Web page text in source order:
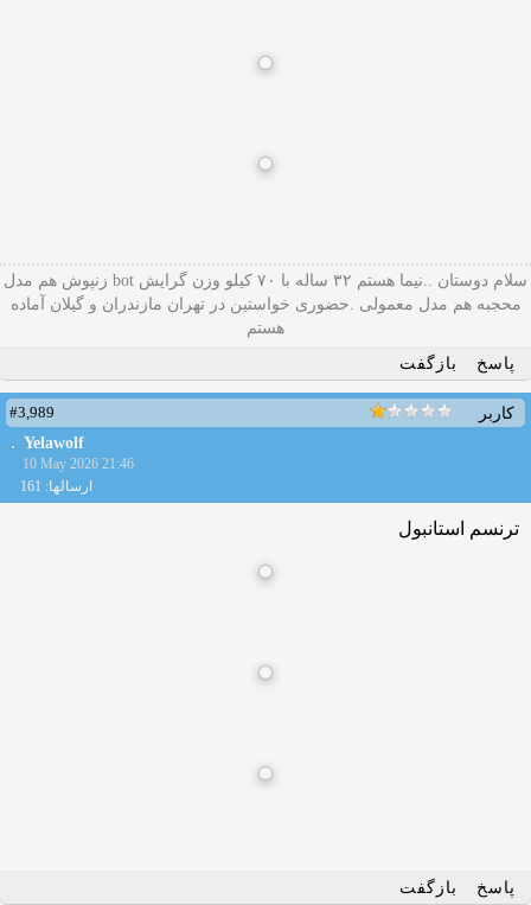
سلام دوستان ..نیما هستم ۳۲ ساله با ۷۰ کیلو وزن گرایش bot زنپوش هم مدل
محجبه هم مدل معمولی .حضوری خواستین در تهران مازندران و گیلان آماده
هستم
پاسخ
بازگفت
کاربر
#3,989
Yelawolf
10 May 2026 21:46
ارسالها: 161
ترنسم استانبول
پاسخ بازگفت